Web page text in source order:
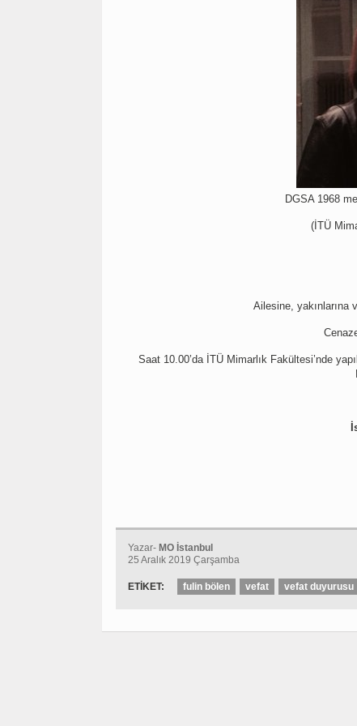
DGSA 1968
(İTÜ
Ailesine, yakınlarına
Saat 10.00’da İTÜ Mimarlık Fakültesi’nde
Yazar- MO İstanbul
25 Aralık 2019 Çarşamba
ETİKET: fulin bölen vefat vefat duyurusu